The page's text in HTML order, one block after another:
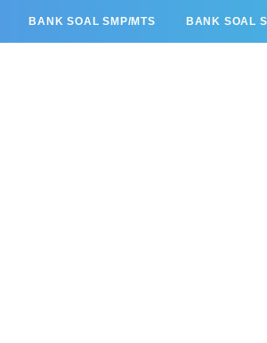
BANK SOAL SMP/MTS BANK SOAL